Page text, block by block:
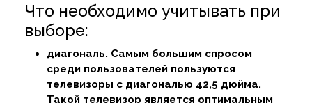
Что необходимо учитывать при
выборе:
диагональ. Самым большим спросом
среди пользователей пользуются
телевизоры с диагональю 42,5 дюйма.
Такой телевизор является оптимальным